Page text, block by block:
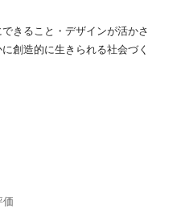
きること・デザインが活かさ
創造的に生きられる社会づく
価